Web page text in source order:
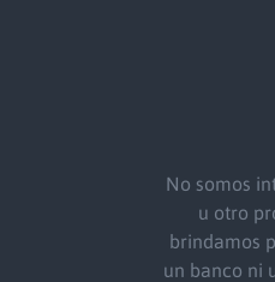
No somos
u otro
brindamos
un banco ni